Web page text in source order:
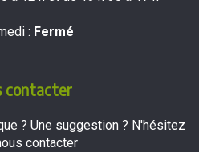
: Fermé
contacter
? Une suggestion ? N'hésitez
contacter